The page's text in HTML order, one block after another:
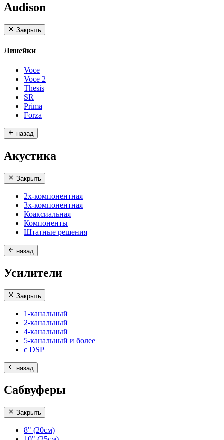
Audison
Закрыть
Линейки
Voce
Voce 2
Thesis
SR
Prima
Forza
назад
Акустика
Закрыть
2х-компонентная
3х-компонентная
Коаксиальная
Компоненты
Штатные решения
назад
Усилители
Закрыть
1-канальный
2-канальный
4-канальный
5-канальный и более
с DSP
назад
Сабвуферы
Закрыть
8" (20см)